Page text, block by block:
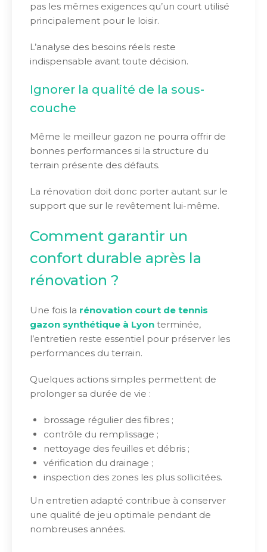
pas les mêmes exigences qu’un court utilisé
principalement pour le loisir.
L’analyse des besoins réels reste
indispensable avant toute décision.
Ignorer la qualité de la sous-
couche
Même le meilleur gazon ne pourra offrir de
bonnes performances si la structure du
terrain présente des défauts.
La rénovation doit donc porter autant sur le
support que sur le revêtement lui-même.
Comment garantir un
confort durable après la
rénovation ?
Une fois la rénovation court de tennis
gazon synthétique à Lyon terminée,
l’entretien reste essentiel pour préserver les
performances du terrain.
Quelques actions simples permettent de
prolonger sa durée de vie :
brossage régulier des fibres ;
contrôle du remplissage ;
nettoyage des feuilles et débris ;
vérification du drainage ;
inspection des zones les plus sollicitées.
Un entretien adapté contribue à conserver
une qualité de jeu optimale pendant de
nombreuses années.